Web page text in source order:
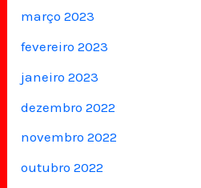
março 2023
fevereiro 2023
janeiro 2023
dezembro 2022
novembro 2022
outubro 2022